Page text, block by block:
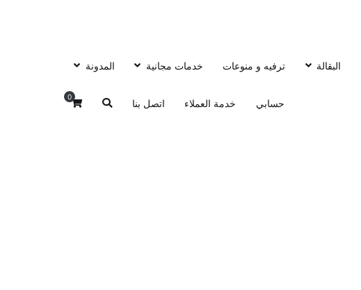
البقالة ترفيه و منوعات خدمات مجانية المدونة
حسابي خدمة العملاء اتصل بنا
0